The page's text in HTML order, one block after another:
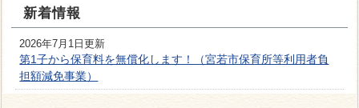
新着情報
2026年7月1日更新
第1子から保育料を無償化します！（宮若市保育所等利用者負
担額減免事業）